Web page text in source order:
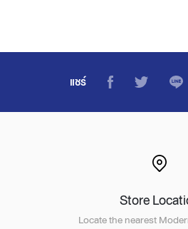
แชร์
Store
Locate the nearest